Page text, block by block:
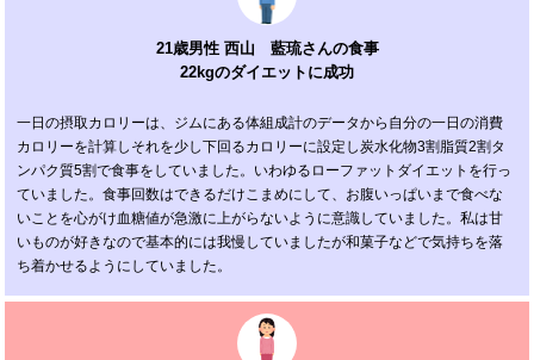
21歳男性 西山 藍琉さんの食事
22kgのダイエットに成功
一日の摂取カロリーは、ジムにある体組成計のデータから自分の一日の消費
カロリーを計算しそれを少し下回るカロリーに設定し炭水化物3割脂質2割タ
ンパク質5割で食事をしていました。いわゆるローファットダイエットを行っ
ていました。食事回数はできるだけこまめにして、お腹いっぱいまで食べな
いことを心がけ血糖値が急激に上がらないように意識していました。私は甘
いものが好きなので基本的には我慢していましたが和菓子などで気持ちを落
ち着かせるようにしていました。